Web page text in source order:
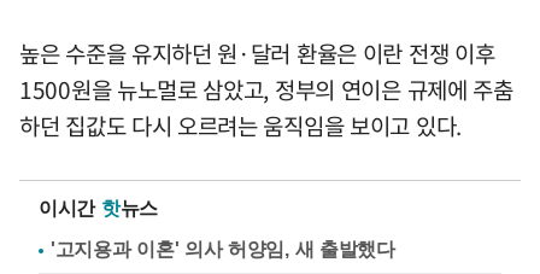
높은 수준을 유지하던 원·달러 환율은 이란 전쟁 이후
1500원을 뉴노멀로 삼았고, 정부의 연이은 규제에 주춤
하던 집값도 다시 오르려는 움직임을 보이고 있다.
이시간 핫뉴스
'고지용과 이혼' 의사 허양임, 새 출발했다